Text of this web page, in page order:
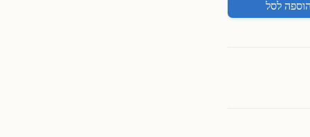
הוספה לסל